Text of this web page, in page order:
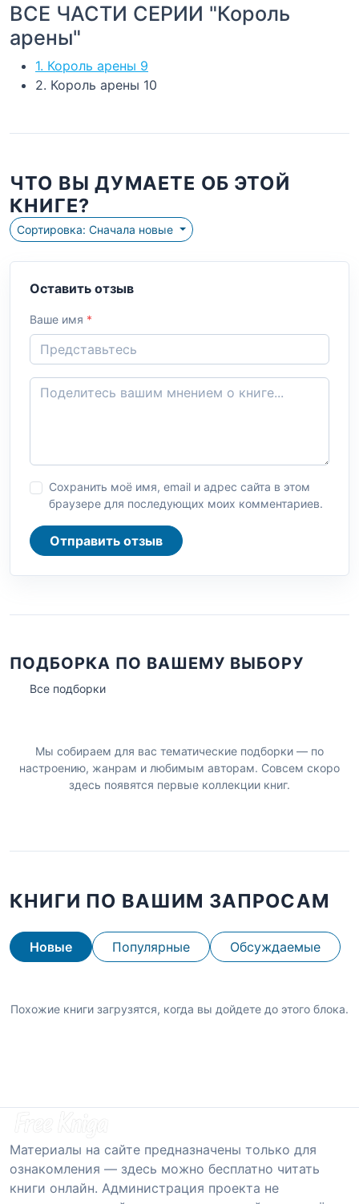
ВСЕ ЧАСТИ СЕРИИ "Король
арены"
1. Король арены 9
2. Король арены 10
ЧТО ВЫ ДУМАЕТЕ ОБ ЭТОЙ
КНИГЕ?
Сортировка: Сначала новые
Оставить отзыв
Ваше имя *
Сохранить моё имя, email и адрес сайта в этом
браузере для последующих моих комментариев.
Отправить отзыв
ПОДБОРКА ПО ВАШЕМУ ВЫБОРУ
Все подборки
Мы собираем для вас тематические подборки — по
настроению, жанрам и любимым авторам. Совсем скоро
здесь появятся первые коллекции книг.
КНИГИ ПО ВАШИМ ЗАПРОСАМ
Новые Популярные Обсуждаемые
Похожие книги загрузятся, когда вы дойдете до этого блока.
Материалы на сайте предназначены только для
ознакомления — здесь можно бесплатно читать
книги онлайн. Администрация проекта не